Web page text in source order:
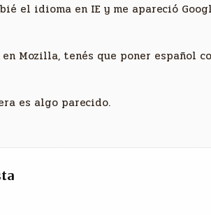
el idioma en IE y me apareció
en Mozilla, tenés que poner español
es algo parecido.